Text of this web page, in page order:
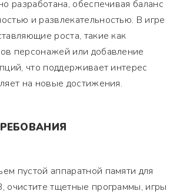
разработана, обеспечивая баланс
и развлекательностью. В игре
роста, такие как
персонажей или добавление
что поддерживает интерес
на новые достижения.
пустой аппаратной памяти для
очистите тщетные программы, игры